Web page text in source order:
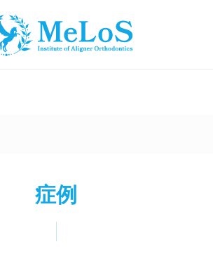
case/wp-content/themes/melos-
症例